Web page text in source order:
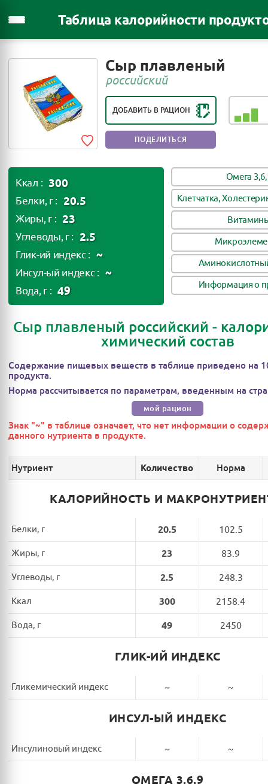
Таблица калорийности
Сыр плавленый
российский
ДОБАВИТЬ В РАЦИОН
РЕЙТИНГ ПОЛЕЗНОСТИ ПРОДУКТА:
ПОЛЕЗЕН В НЕБОЛЬШИХ
КОЛИЧЕСТВАХ
ПОДЕЛИТЬСЯ
Ккал : 300
Белки, г : 20.5
Жиры, г : 23
Углеводы, г : 2.5
Глик-ий индекс : ~
Инсул-ый индекс : ~
Вода, г : 49
Омега
Клетчатка,
Информация о
Сыр плавленый российский -
химический состав
Содержание пищевых веществ в таблице приведено на
продукта.
Норма рассчитывается по параметрам, введенным на
мой рацион
Знак "~" в таблице означает, что нет информации о
данного нутриента в продукте.
Нутриент Количество Норма
КАЛОРИЙНОСТЬ И
Белки, г 20.5 102.5
Жиры, г 23 83.9
Углеводы, г 2.5 248.3
Ккал 300 2158.4
Вода, г 49 2450
ГЛИК-ИЙ ИНДЕКС
Гликемический индекс ~ ~
ИНСУЛ-ЫЙ ИНДЕКС
Инсулиновый индекс ~ ~
ОМЕГА 3,6,9